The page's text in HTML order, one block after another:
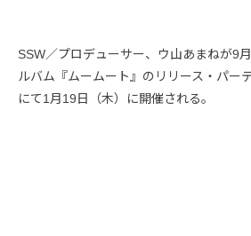
SSW／プロデューサー、ウ山あまねが9
ルバム『ムームート』のリリース・パー
にて1月19日（木）に開催される。